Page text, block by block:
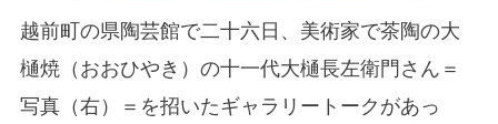
越前町の県陶芸館で二十六日、美術家で茶陶の大
樋焼（おおひやき）の十一代大樋長左衛門さん＝
写真（右）＝を招いたギャラリートークがあっ